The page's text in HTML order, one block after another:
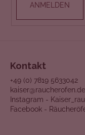
ANMELDEN
Kontakt
+49 (0) 7819 5633042
kaiser@raucherofen.de
Instagram -
Facebook -